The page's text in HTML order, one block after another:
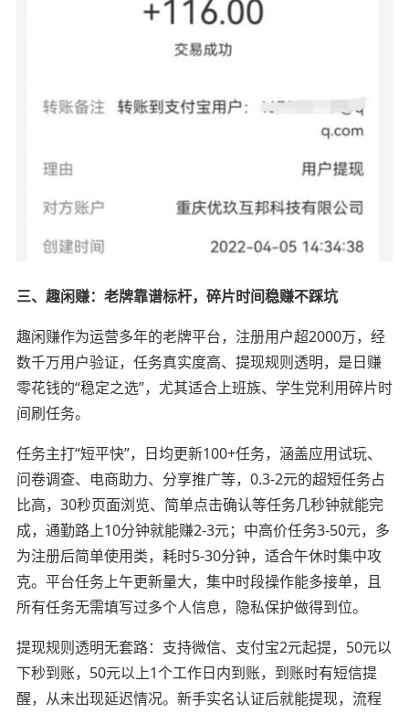
三、趣闲赚：老牌靠谱标杆，碎片时间稳赚不踩坑
趣闲赚作为运营多年的老牌平台，注册用户超2000万，经
数千万用户验证，任务真实度高、提现规则透明，是日赚
零花钱的“稳定之选”，尤其适合上班族、学生党利用碎片时
间刷任务。
任务主打“短平快”，日均更新100+任务，涵盖应用试玩、
问卷调查、电商助力、分享推广等，0.3-2元的超短任务占
比高，30秒页面浏览、简单点击确认等任务几秒钟就能完
成，通勤路上10分钟就能赚2-3元；中高价任务3-50元，多
为注册后简单使用类，耗时5-30分钟，适合午休时集中攻
克。平台任务上午更新量大，集中时段操作能多接单，且
所有任务无需填写过多个人信息，隐私保护做得到位。
提现规则透明无套路：支持微信、支付宝2元起提，50元以
下秒到账，50元以上1个工作日内到账，到账时有短信提
醒，从未出现延迟情况。新手实名认证后就能提现，流程